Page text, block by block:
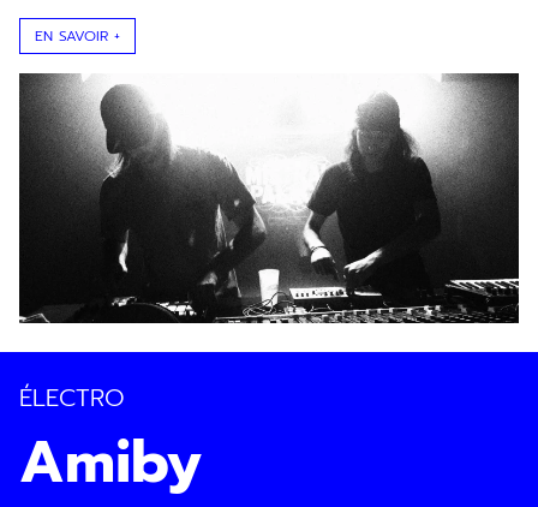
EN SAVOIR +
ÉLECTRO
Amiby